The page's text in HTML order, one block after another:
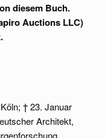
diesem Buch.
Auctions LLC)
† 23. Januar
Architekt,